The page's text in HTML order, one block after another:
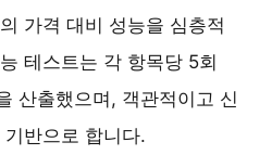
가격 대비 성능을 심층적
테스트는 각 항목당 5회
산출했으며, 객관적이고 신
반으로 합니다.